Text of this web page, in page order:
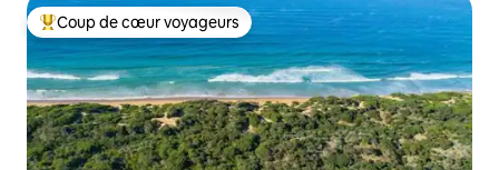
Coups de cœur voyageurs les plus appréciés
Coup de cœur voyageurs